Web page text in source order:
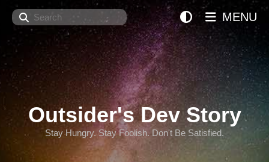
Search
Outsider's Dev Story
Stay Hungry. Stay Foolish. Don't Be Satisfied.
MENU